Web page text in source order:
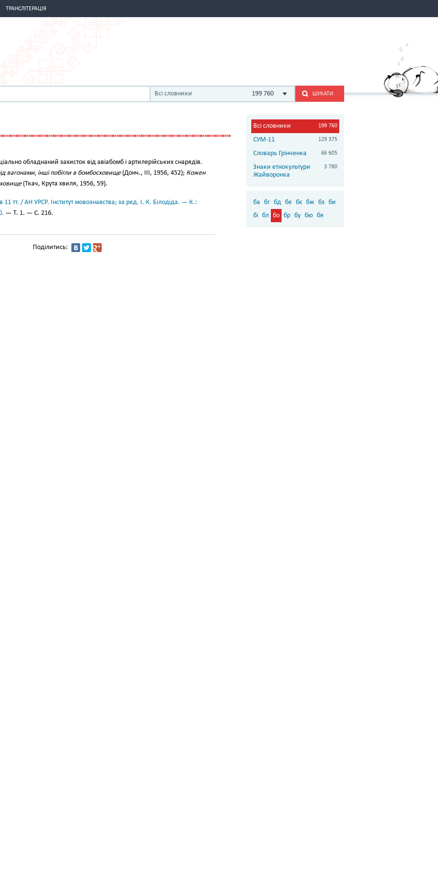
ТРАНСЛІТЕРАЦІЯ
Всі словники 199 760 ШУКАТИ
обладнаний захисток від авіабомб і артилерійських снарядів.
вагонами, інші побігли в бомбосховище(Донч., III, 1956, 452); Кожен
(Ткач, Крута хвиля, 1956, 59).
11 тт. / АН УРСР. Інститут мовознавства; за ред. І. К. Білодіда. — К.:
— Т. 1. — С. 216.
Поділитись:
Всі словники 199 760
СУМ-11 129 375
Словарь Грінченка 66 605
Знаки етнокультури
Жайворонка
3 780
ба бг бд бе бє бж бз би
бі бл бо бр бу бю бя